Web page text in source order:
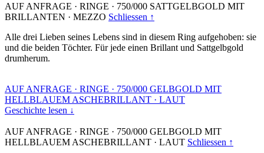
AUF ANFRAGE · RINGE · 750/000 SATTGELBGOLD MIT
BRILLANTEN · MEZZO Schliessen ↑
Alle drei Lieben seines Lebens sind in diesem Ring aufgehoben: sie
und die beiden Töchter. Für jede einen Brillant und Sattgelbgold
drumherum.
AUF ANFRAGE · RINGE · 750/000 GELBGOLD MIT
HELLBLAUEM ASCHEBRILLANT · LAUT
Geschichte lesen ↓
AUF ANFRAGE · RINGE · 750/000 GELBGOLD MIT
HELLBLAUEM ASCHEBRILLANT · LAUT Schliessen ↑